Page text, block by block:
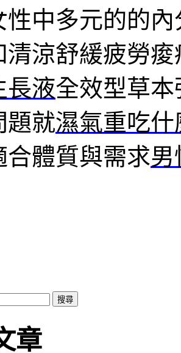
性中多元的的
清涼舒緩疲勞
長液全效型草
題就濕氣重吃什
合體質與需求男
章